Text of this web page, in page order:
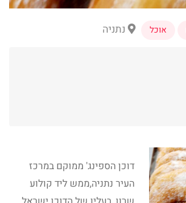
אוכל נתניה
דוכן הספינג' ממוקם במרכז
העיר נתניה,ממש ליד קולוע